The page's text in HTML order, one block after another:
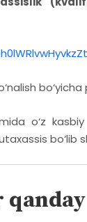
o‘z
bo‘lib